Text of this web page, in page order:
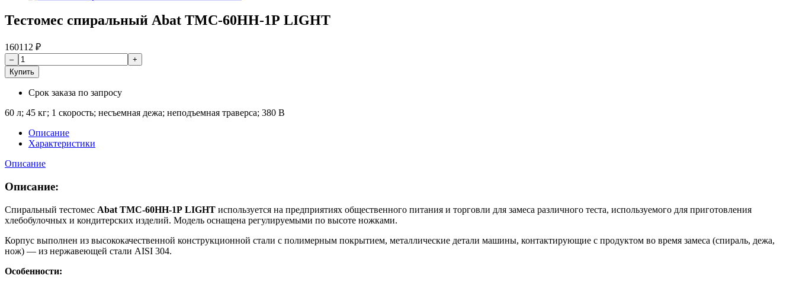
Тестомес спиральный Abat ТМС-60НН-1Р LIGHT
160112 ₽
Купить
Срок заказа по запросу
60 л; 45 кг; 1 скорость; несъемная дежа; неподъемная траверса; 380 В
Описание
Характеристики
Описание
Описание:
Спиральный тестомес Abat ТМС-60НН-1Р LIGHT ​используется на предприятиях общественного питания и торговли для замеса различного теста, используемого для приготовления
хлебобулочных и кондитерских изделий. Модель оснащена регулируемыми по высоте ножками.
Корпус выполнен из высококачественной конструкционной стали с полимерным покрытием, металлические детали машины, контактирующие с продуктом во время замеса (спираль, дежа,
нож) — из нержавеющей стали AISI 304.
Особенности: